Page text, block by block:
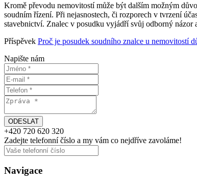
Kromě převodu nemovitostí může být dalším možným
soudním řízení. Při nejasnostech, či rozporech v tvrzení
stavebnictví. Znalec v posudku vyjádří svůj odborný názor
Příspěvek Proč je posudek soudního znalce u nemovitostí
Napište nám
+420 720 620 320
Zadejte telefonní číslo a my vám co nejdříve zavoláme!
Navigace